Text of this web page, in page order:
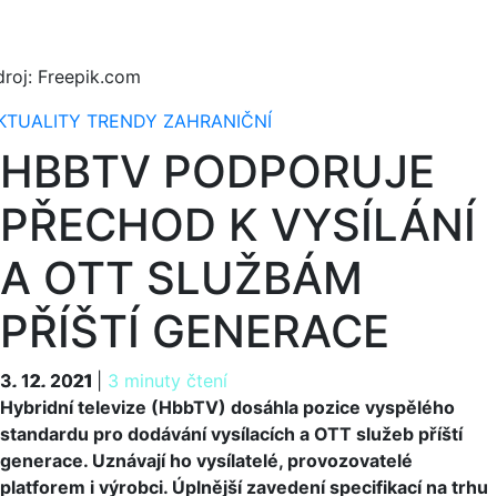
Freepik.com
TRENDY ZAHRANIČNÍ
HBBTV PODPORUJE
PŘECHOD K VYSÍLÁNÍ
A OTT SLUŽBÁM
PŘÍŠTÍ GENERACE
3. 12. 2021 3 minuty čtení
3. 12. 2021
Hybridní televize (HbbTV) dosáhla pozice vyspělého
standardu pro dodávání vysílacích a OTT služeb příští
generace. Uznávají ho vysílatelé, provozovatelé
platforem i výrobci. Úplnější zavedení specifikací na trhu